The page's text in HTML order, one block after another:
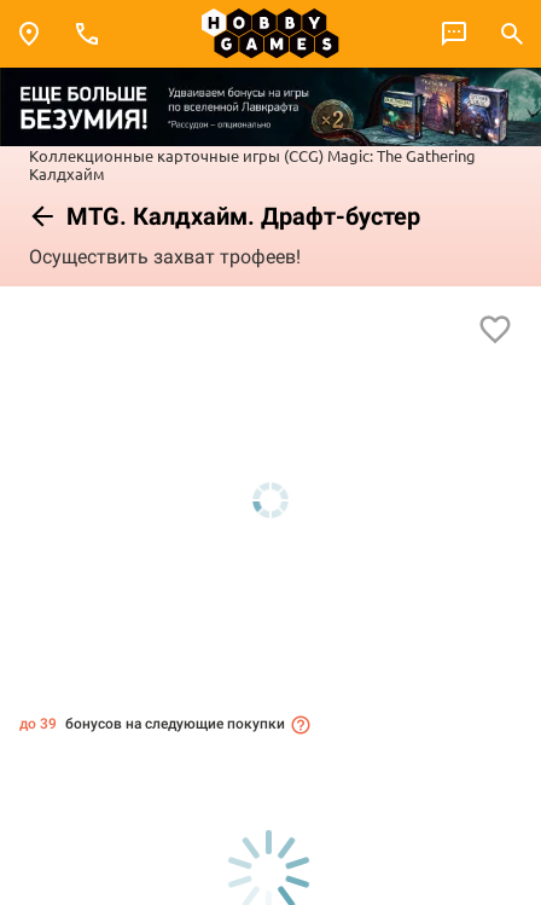
Коллекционные карточные игры (CCG) Magic: The Gathering
Калдхайм
MTG. Калдхайм. Драфт-бустер
Осуществить захват трофеев!
до 39 бонусов на следующие покупки